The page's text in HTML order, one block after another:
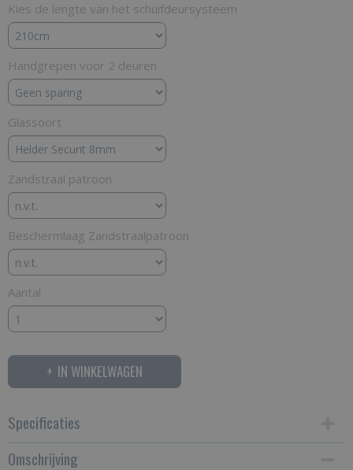
Kies de lengte van het schuifdeursysteem
Handgrepen voor 2 deuren
Glassoort
Zandstraal patroon
Beschermlaag Zandstraalpatroon
Aantal
IN WINKELWAGEN
Specificaties
Productcode
Omschrijving